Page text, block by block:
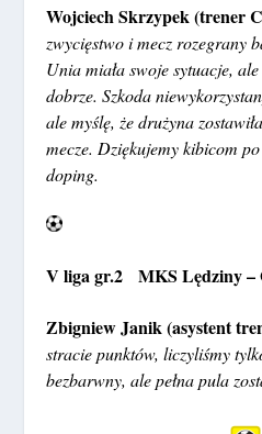
Wojciech Skrzypek (trener
zwycięstwo i mecz rozegrany
Unia miała swoje sytuacje,
dobrze. Szkoda
ale myślę, że drużyna
mecze. Dziękujemy kibicom
doping.
V liga gr.2 MKS Lędziny
Zbigniew Janik (asystent
stracie punktów, liczyliśmy
bezbarwny, ale pełna pula